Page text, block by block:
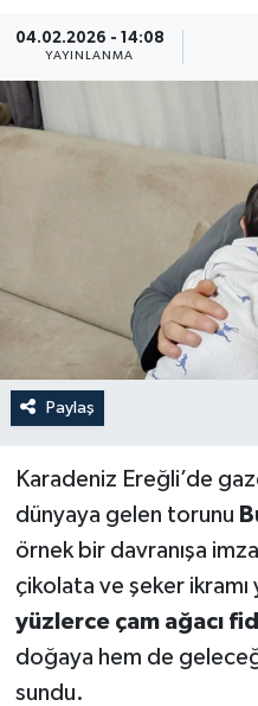
04.02.2026 - 14:08
YAYINLANMA
Paylaş
Karadeniz Ereğli’de
dünyaya gelen torunu
örnek bir davranışa
çikolata ve şeker
yüzlerce çam ağacı
doğaya hem de
sundu.
Devrek
Dergim
Son Dakika Haberleri
Haber Arşivi